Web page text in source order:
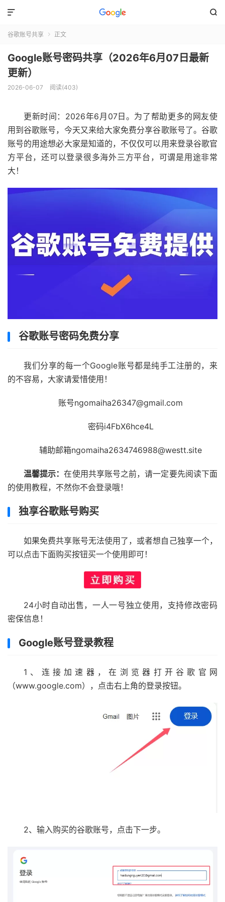


谷歌账号共享  正文
Google账号密码共享（2026年6月07日最新
更新）
2026-06-07 阅读(403)
更新时间：2026年6月07日。为了帮助更多的网友使
用到谷歌账号，今天又来给大家免费分享谷歌账号了。谷歌
账号的用途想必大家是知道的，不仅仅可以用来登录谷歌官
方平台，还可以登录很多海外三方平台，可谓是用途非常
大！
谷歌账号密码免费分享
我们分享的每一个Google账号都是纯手工注册的，来
的不容易，大家请爱惜使用！
账号ngomaiha26347@gmail.com
密码i4FbX6hce4L
辅助邮箱ngomaiha2634746988@westt.site
温馨提示：在使用共享账号之前，请一定要先阅读下面
的使用教程，不然你不会登录哦！
独享谷歌账号购买
如果免费共享账号无法使用了，或者想自己独享一个，
可以点击下面购买按钮买一个使用即可！
24小时自动出售，一人一号独立使用，支持修改密码
密保信息！
Google账号登录教程
1、连接加速器，在浏览器打开谷歌官网
（www.google.com），点击右上角的登录按钮。
2、输入购买的谷歌账号，点击下一步。